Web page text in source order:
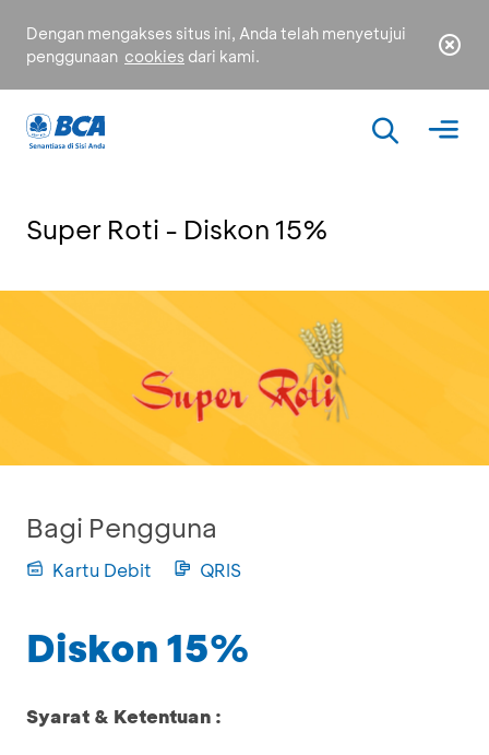
Dengan mengakses situs ini, Anda telah menyetujui
penggunaan cookies dari kami.
Super Roti - Diskon 15%
Bagi Pengguna
Kartu Debit QRIS
Diskon 15%
Syarat & Ketentuan :